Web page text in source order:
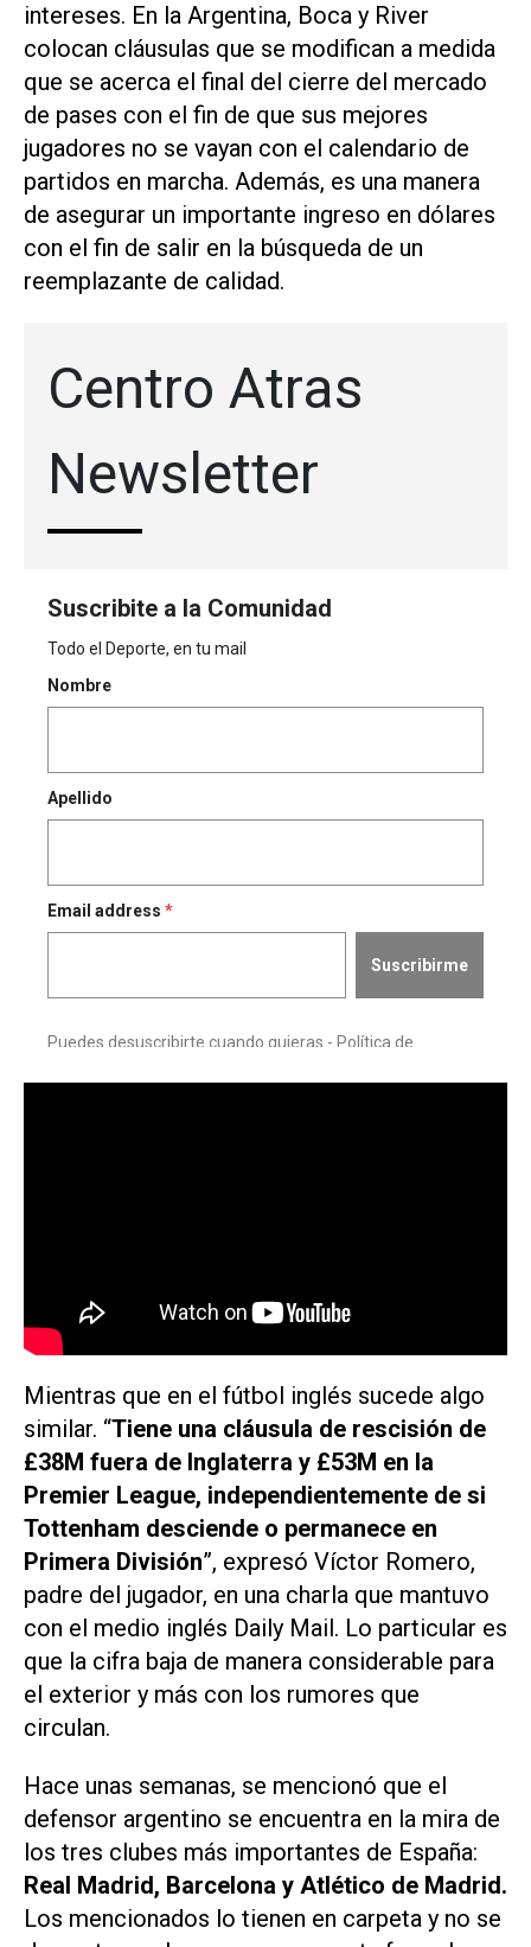
intereses. En la Argentina, Boca y River
colocan cláusulas que se modifican a medida
que se acerca el final del cierre del mercado
de pases con el fin de que sus mejores
jugadores no se vayan con el calendario de
partidos en marcha. Además, es una manera
de asegurar un importante ingreso en dólares
con el fin de salir en la búsqueda de un
reemplazante de calidad.
Mientras que en el fútbol inglés sucede algo
similar. “Tiene una cláusula de rescisión de
£38M fuera de Inglaterra y £53M en la
Premier League, independientemente de si
Tottenham desciende o permanece en
Primera División”, expresó Víctor Romero,
padre del jugador, en una charla que mantuvo
con el medio inglés Daily Mail. Lo particular es
que la cifra baja de manera considerable para
el exterior y más con los rumores que
circulan.
Hace unas semanas, se mencionó que el
defensor argentino se encuentra en la mira de
los tres clubes más importantes de España:
Real Madrid, Barcelona y Atlético de Madrid.
Los mencionados lo tienen en carpeta y no se